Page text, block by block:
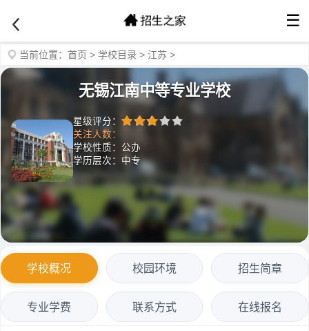
☰
当前位置： 首页 > 学校目录 > 江苏 >
无锡江南中等专业学校
星级评分：
关注人数：
学校性质：公办
学历层次：中专
学校概况 校园环境 招生简章
专业学费 联系方式 在线报名